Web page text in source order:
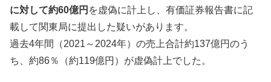
に対して約60億円 を虚偽に計上し、有価証券報告書に記
載して関東局に提出した疑いがあります。
過去4年間（2021～2024年）の売上合計約137億円のう
ち、約86％（約119億円）が虚偽計上でした。